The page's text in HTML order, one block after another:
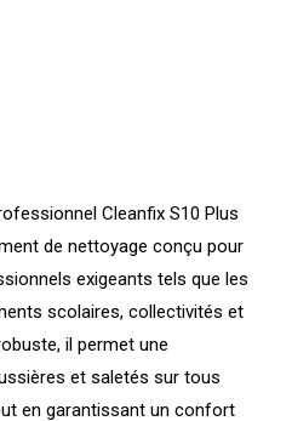
Cleanfix S10 Plus
de nettoyage conçu pour
exigeants tels que les
scolaires, collectivités et
il permet une
et saletés sur tous
en garantissant un confort